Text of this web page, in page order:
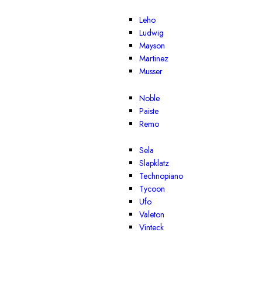
Leho
Ludwig
Mayson
Martinez
Musser
Noble
Paiste
Remo
Sela
Slapklatz
Technopiano
Tycoon
Ufo
Valeton
Vinteck